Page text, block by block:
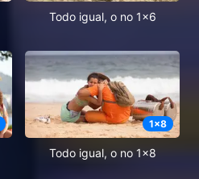
Todo igual, o no 1x6
1x8
Todo igual, o no 1x8